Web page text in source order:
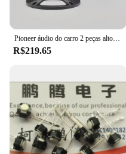
R$219.65